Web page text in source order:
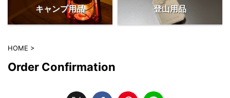
キャンプ用品 登山用品
HOME >
Order Confirmation